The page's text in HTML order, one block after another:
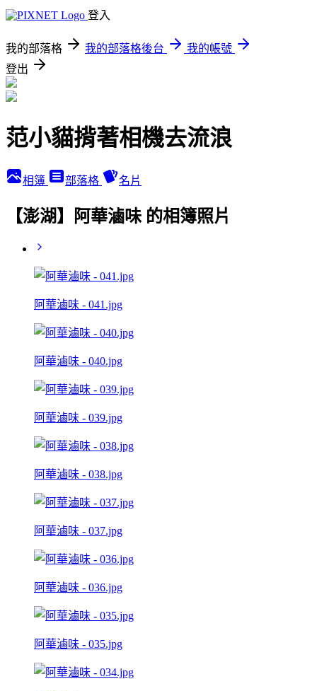
登入
我的部落格 我的部落格後台
我的帳號
登出
范小貓揹著相機去流浪
相簿 部落格 名片
【澎湖】阿華滷味 的相簿照片
阿華滷味 - 041.jpg
阿華滷味 - 040.jpg
阿華滷味 - 039.jpg
阿華滷味 - 038.jpg
阿華滷味 - 037.jpg
阿華滷味 - 036.jpg
阿華滷味 - 035.jpg